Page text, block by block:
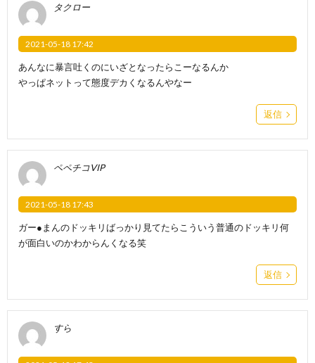
タクロー
2021-05-18 17:42
あんなに暴言吐くのにいざとなったらこーなるんか
やっぱネットって態度デカくなるんやなー
返信
ペペチコVIP
2021-05-18 17:43
ガー●まんのドッキリばっかり見てたらこういう普通のドッキリ何
が面白いのかわからんくなる笑
返信
すら